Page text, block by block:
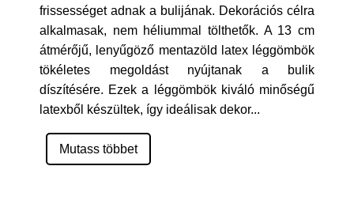
frissességet adnak a bulijának. Dekorációs célra
alkalmasak, nem héliummal tölthetők. A 13 cm
átmérőjű, lenyűgöző mentazöld latex léggömbök
tökéletes megoldást nyújtanak a bulik
díszítésére. Ezek a léggömbök kiváló minőségű
latexből készültek, így ideálisak dekor...
Mutass többet